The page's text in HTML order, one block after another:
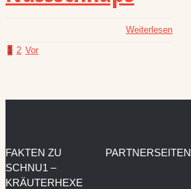
Weiterlesen
1 2 Vor
FAKTEN ZU
SCHNU1 –
KRÄUTERHEXE
PARTNERSEITEN